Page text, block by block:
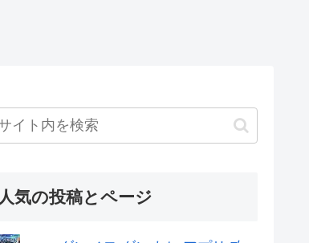
人気の投稿とページ